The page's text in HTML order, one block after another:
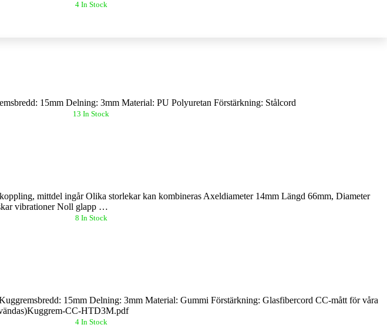
4 In Stock
15mm Delning: 3mm Material: PU Polyuretan Förstärkning: Stålcord
13 In Stock
mittdel ingår Olika storlekar kan kombineras Axeldiameter 14mm Längd 66mm, Diameter
vibrationer Noll glapp …
8 In Stock
15mm Delning: 3mm Material: Gummi Förstärkning: Glasfibercord CC-mått för våra
CC-HTD3M.pdf
4 In Stock